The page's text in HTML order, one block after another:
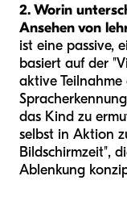
2. Worin
Ansehen von
ist eine passive,
basiert auf der
aktive
das Kind zu
selbst in Aktion
Bildschirmzeit",
Ablenkung